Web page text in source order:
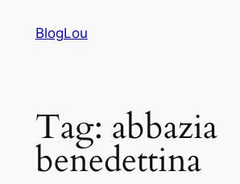
BlogLou
Tag: abbazia
benedettina